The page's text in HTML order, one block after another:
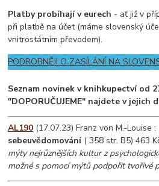
Platby probíhají v eurech - ať již v
při platbě na účet (máme slovenský
vnitrostátním převodem).
PODROBNĚJI O ZASÍLÁNÍ NA
Seznam novinek v knihkupectví od
"DOPORUČUJEME" najdete v jejich
AL190 (17.07.23) Franz von M.-Louise :
sebeuvědomování( 358 str. B5) 463
mýty nejrůznějších kultur z
možné s pomocí mýtů podpořit tvořivé